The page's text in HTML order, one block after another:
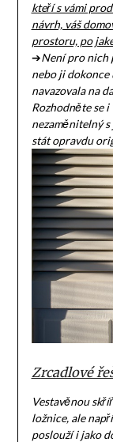
kteří s vámi
návrh, váš
prostoru, po
➔Není pro nich
nebo ji
navazovala na
Rozhodněte se
nezaměnitelný
stát opravdu
Zrcadlové
Vestavěnou
ložnice, ale
poslouží i jako